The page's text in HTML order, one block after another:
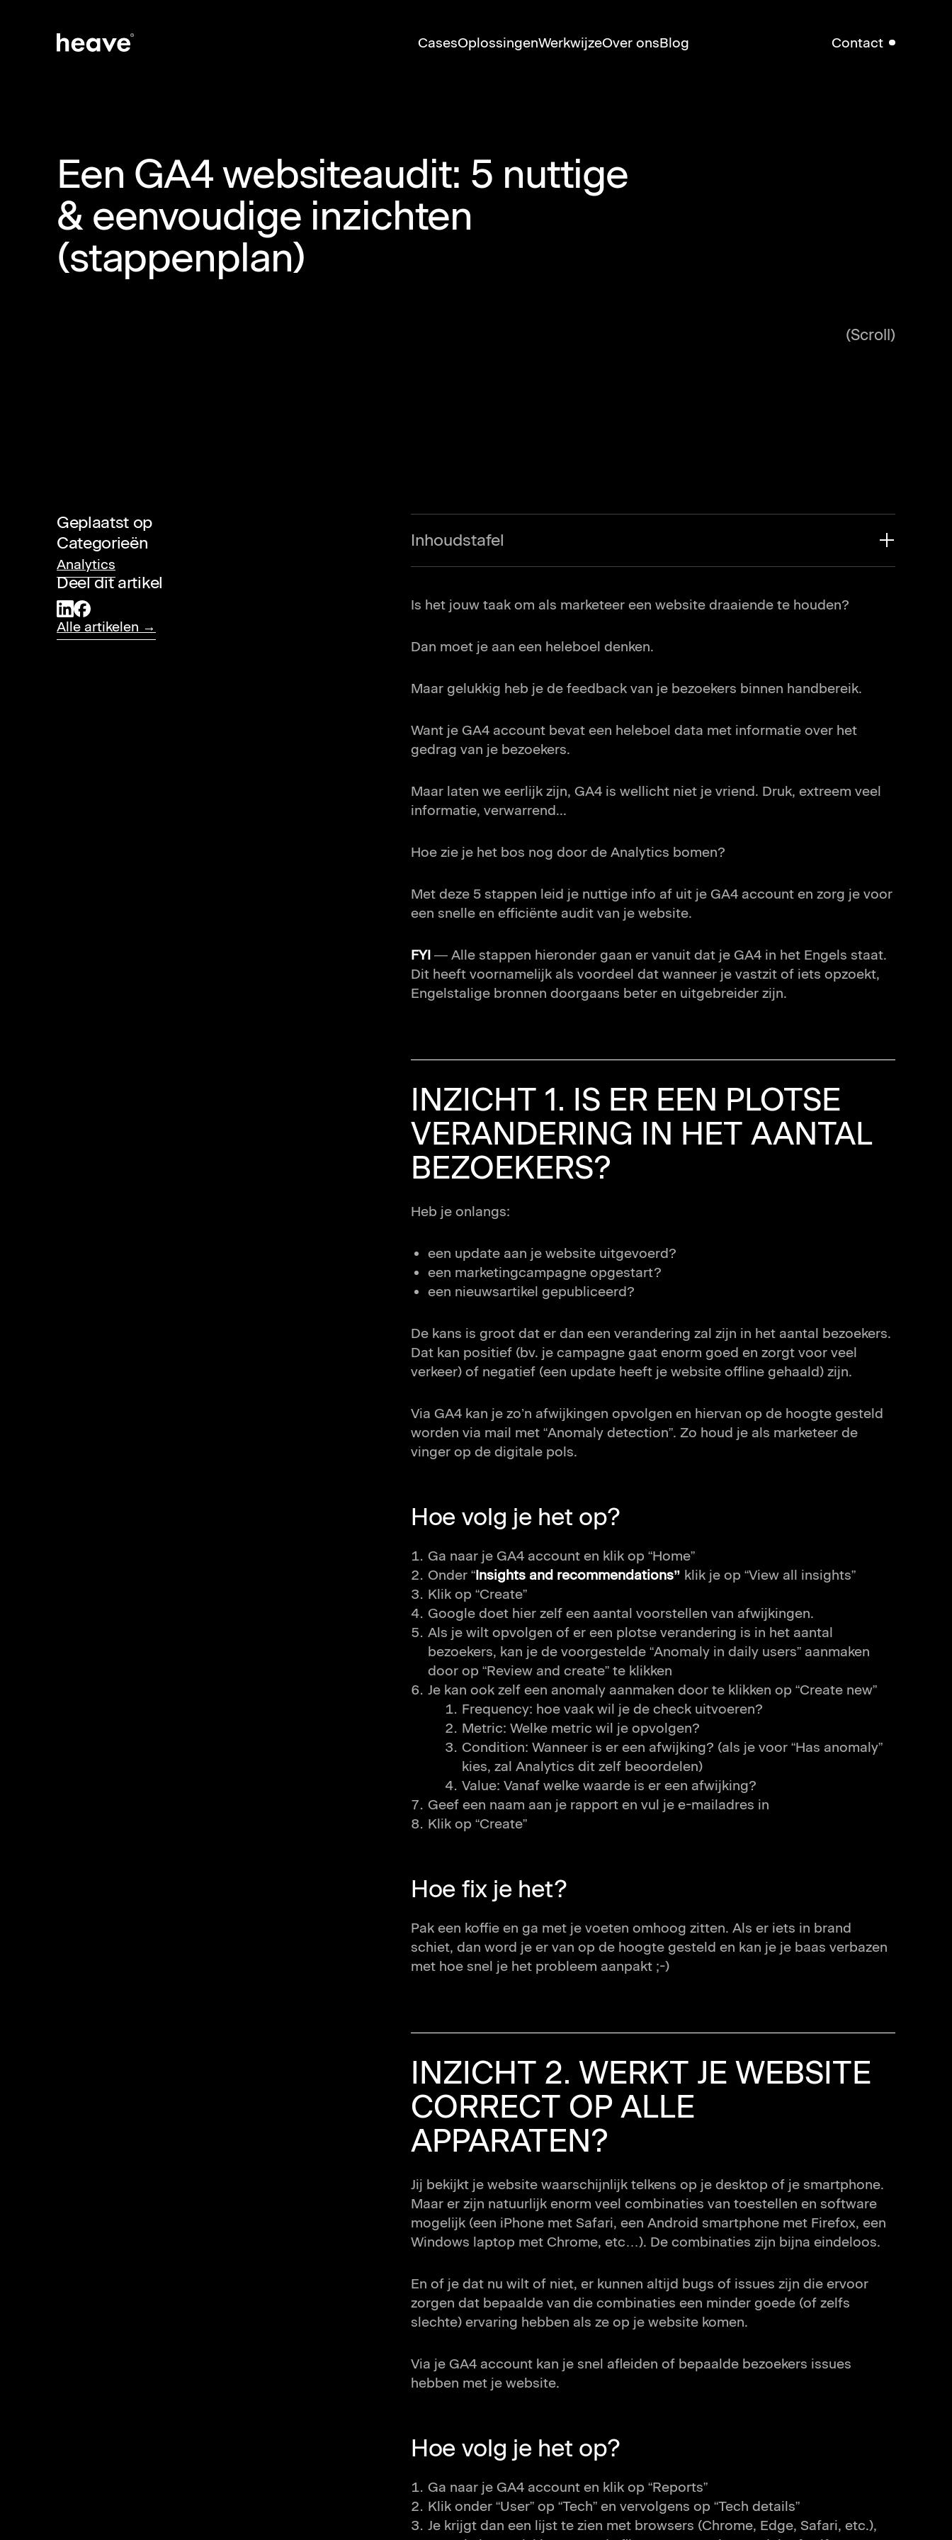
CasesOplossingenWerkwijzeOver onsBlog Contact
Een GA4 websiteaudit: 5 nuttige
& eenvoudige inzichten
(stappenplan)
(scroll)
Geplaatst op
Categorieën
Analytics
Deel dit artikel
Alle artikelen →
Inhoudstafel
Inzicht 2. Werkt je website correct op alle apparaten?
Inzicht 3. Hoe vind je onbestaande pagina’s op je website?
Inzicht 5. Wordt er gezocht naar inhoud die niet bestaat?
Is het jouw taak om als marketeer een website draaiende te houden?
Dan moet je aan een heleboel denken.
Maar gelukkig heb je de feedback van je bezoekers binnen handbereik.
Want je GA4 account bevat een heleboel data met informatie over het
gedrag van je bezoekers.
Maar laten we eerlijk zijn, GA4 is wellicht niet je vriend. Druk, extreem veel
informatie, verwarrend...
Hoe zie je het bos nog door de Analytics bomen?
Met deze 5 stappen leid je nuttige info af uit je GA4 account en zorg je voor
een snelle en efficiënte audit van je website.
FYI — Alle stappen hieronder gaan er vanuit dat je GA4 in het Engels staat.
Dit heeft voornamelijk als voordeel dat wanneer je vastzit of iets opzoekt,
Engelstalige bronnen doorgaans beter en uitgebreider zijn.
INZICHT 1. IS ER EEN PLOTSE
VERANDERING IN HET AANTAL
BEZOEKERS?
Heb je onlangs:
een update aan je website uitgevoerd?
een marketingcampagne opgestart?
een nieuwsartikel gepubliceerd?
De kans is groot dat er dan een verandering zal zijn in het aantal bezoekers.
Dat kan positief (bv. je campagne gaat enorm goed en zorgt voor veel
verkeer) of negatief (een update heeft je website offline gehaald) zijn.
Via GA4 kan je zo’n afwijkingen opvolgen en hiervan op de hoogte gesteld
worden via mail met “Anomaly detection”. Zo houd je als marketeer de
vinger op de digitale pols.
Hoe volg je het op?
Ga naar je GA4 account en klik op “Home”
Onder “Insights and recommendations” klik je op “View all insights”
Klik op “Create”
Google doet hier zelf een aantal voorstellen van afwijkingen.
Als je wilt opvolgen of er een plotse verandering is in het aantal
bezoekers, kan je de voorgestelde “Anomaly in daily users” aanmaken
door op “Review and create” te klikken
Je kan ook zelf een anomaly aanmaken door te klikken op “Create new”
Frequency: hoe vaak wil je de check uitvoeren?
Metric: Welke metric wil je opvolgen?
Condition: Wanneer is er een afwijking? (als je voor “Has anomaly”
kies, zal Analytics dit zelf beoordelen)
Value: Vanaf welke waarde is er een afwijking?
Geef een naam aan je rapport en vul je e-mailadres in
Klik op “Create”
Hoe fix je het?
Pak een koffie en ga met je voeten omhoog zitten. Als er iets in brand
schiet, dan word je er van op de hoogte gesteld en kan je je baas verbazen
met hoe snel je het probleem aanpakt ;-)
INZICHT 2. WERKT JE WEBSITE
CORRECT OP ALLE
APPARATEN?
Jij bekijkt je website waarschijnlijk telkens op je desktop of je smartphone.
Maar er zijn natuurlijk enorm veel combinaties van toestellen en software
mogelijk (een iPhone met Safari, een Android smartphone met Firefox, een
Windows laptop met Chrome, etc…). De combinaties zijn bijna eindeloos.
En of je dat nu wilt of niet, er kunnen altijd bugs of issues zijn die ervoor
zorgen dat bepaalde van die combinaties een minder goede (of zelfs
slechte) ervaring hebben als ze op je website komen.
Via je GA4 account kan je snel afleiden of bepaalde bezoekers issues
hebben met je website.
Hoe volg je het op?
Ga naar je GA4 account en klik op “Reports”
Klik onder “User” op “Tech” en vervolgens op “Tech details”
Je krijgt dan een lijst te zien met browsers (Chrome, Edge, Safari, etc.),